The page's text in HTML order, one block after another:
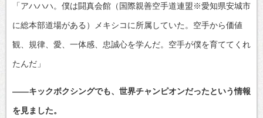
「アハハハ。僕は闘真会館（国際親善空手道連盟※愛知県安城市
に総本部道場がある）メキシコに所属していた。空手から価値
観、規律、愛、一体感、忠誠心を学んだ。空手が僕を育ててくれ
たんだ」
――キックボクシングでも、世界チャンピオンだったという情報
を見ました。